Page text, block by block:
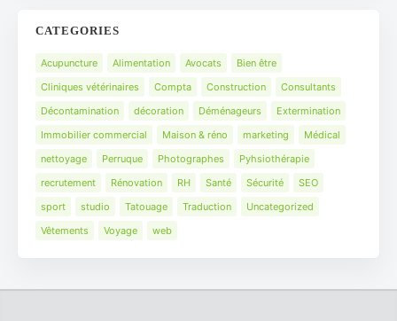
CATEGORIES
Acupuncture Alimentation Avocats
Bien être
Cliniques vétérinaires
Compta Construction
Consultants
Décontamination
décoration Déménageurs
Extermination
Immobilier commercial
Maison & réno marketing
Médical
nettoyage
Perruque Photographes
Pyhsiothérapie
recrutement
Rénovation RH Santé Sécurité
SEO
sport
studio Tatouage Traduction
Uncategorized
Vêtements
Voyage web